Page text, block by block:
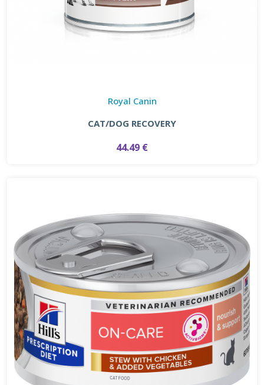
Royal Canin
CAT/DOG RECOVERY
44.49 €